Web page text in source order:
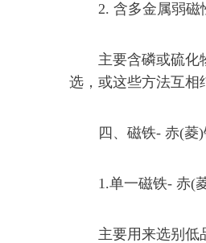
2. 含多金属弱磁
主要含磷或硫化物
选，或这些方法互相
四、磁铁- 赤(菱)
1.单一磁铁- 赤(
主要用来选别低品